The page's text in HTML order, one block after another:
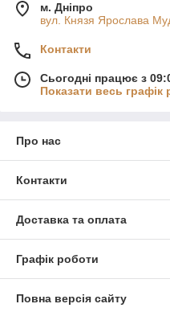
м. Дніпро
вул. Князя Ярослава
Контакти
Сьогодні працює з
Показати весь графік
Про нас
Контакти
Доставка та оплата
Графік роботи
Повна версія сайту